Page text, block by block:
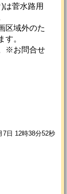
は菅水路用
区域外のた
す。
※お問合せ
7日 12時38分52秒